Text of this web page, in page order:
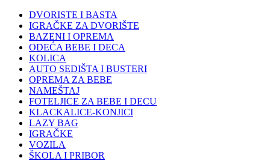
DVORISTE I BASTA
IGRAČKE ZA DVORIŠTE
BAZENI I OPREMA
ODEĆA BEBE I DECA
KOLICA
AUTO SEDIŠTA I BUSTERI
OPREMA ZA BEBE
NAMEŠTAJ
FOTELJICE ZA BEBE I DECU
KLACKALICE-KONJICI
LAZY BAG
IGRAČKE
VOZILA
ŠKOLA I PRIBOR